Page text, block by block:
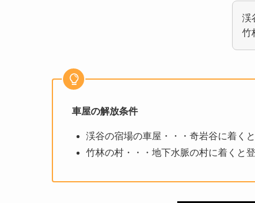
渓
竹
車屋の解放条件
渓谷の宿場の車屋・・・奇岩谷に着く
竹林の村・・・地下水脈の村に着くと